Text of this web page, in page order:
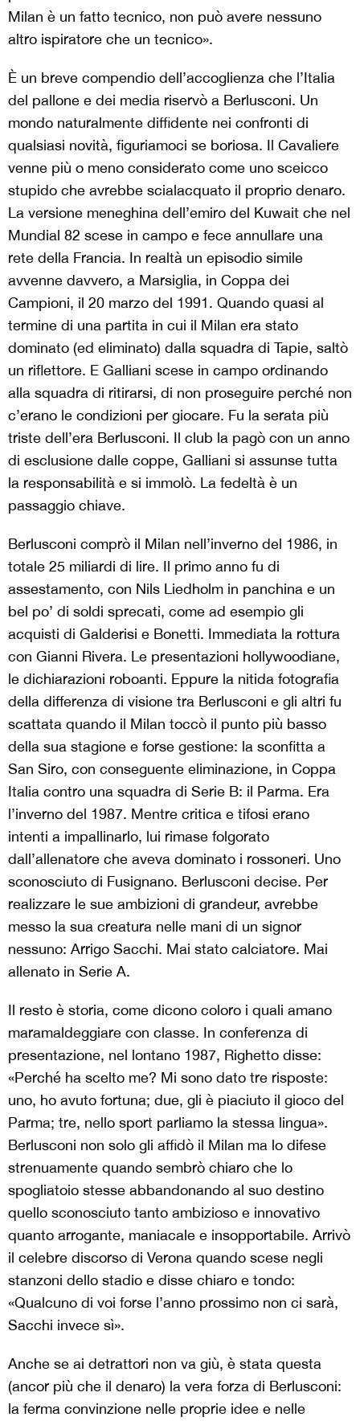
Milan è un fatto tecnico, non può avere nessuno
altro ispiratore che un tecnico».
È un breve compendio dell’accoglienza che l’Italia
del pallone e dei media riservò a Berlusconi. Un
mondo naturalmente diffidente nei confronti di
qualsiasi novità, figuriamoci se boriosa. Il Cavaliere
venne più o meno considerato come uno sceicco
stupido che avrebbe scialacquato il proprio denaro.
La versione meneghina dell’emiro del Kuwait che nel
Mundial 82 scese in campo e fece annullare una
rete della Francia. In realtà un episodio simile
avvenne davvero, a Marsiglia, in Coppa dei
Campioni, il 20 marzo del 1991. Quando quasi al
termine di una partita in cui il Milan era stato
dominato (ed eliminato) dalla squadra di Tapie, saltò
un riflettore. E Galliani scese in campo ordinando
alla squadra di ritirarsi, di non proseguire perché non
c’erano le condizioni per giocare. Fu la serata più
triste dell’era Berlusconi. Il club la pagò con un anno
di esclusione dalle coppe, Galliani si assunse tutta
la responsabilità e si immolò. La fedeltà è un
passaggio chiave.
Berlusconi comprò il Milan nell’inverno del 1986, in
totale 25 miliardi di lire. Il primo anno fu di
assestamento, con Nils Liedholm in panchina e un
bel po’ di soldi sprecati, come ad esempio gli
acquisti di Galderisi e Bonetti. Immediata la rottura
con Gianni Rivera. Le presentazioni hollywoodiane,
le dichiarazioni roboanti. Eppure la nitida fotografia
della differenza di visione tra Berlusconi e gli altri fu
scattata quando il Milan toccò il punto più basso
della sua stagione e forse gestione: la sconfitta a
San Siro, con conseguente eliminazione, in Coppa
Italia contro una squadra di Serie B: il Parma. Era
l’inverno del 1987. Mentre critica e tifosi erano
intenti a impallinarlo, lui rimase folgorato
dall’allenatore che aveva dominato i rossoneri. Uno
sconosciuto di Fusignano. Berlusconi decise. Per
realizzare le sue ambizioni di grandeur, avrebbe
messo la sua creatura nelle mani di un signor
nessuno: Arrigo Sacchi. Mai stato calciatore. Mai
allenato in Serie A.
Il resto è storia, come dicono coloro i quali amano
maramaldeggiare con classe. In conferenza di
presentazione, nel lontano 1987, Righetto disse:
«Perché ha scelto me? Mi sono dato tre risposte:
uno, ho avuto fortuna; due, gli è piaciuto il gioco del
Parma; tre, nello sport parliamo la stessa lingua».
Berlusconi non solo gli affidò il Milan ma lo difese
strenuamente quando sembrò chiaro che lo
spogliatoio stesse abbandonando al suo destino
quello sconosciuto tanto ambizioso e innovativo
quanto arrogante, maniacale e insopportabile. Arrivò
il celebre discorso di Verona quando scese negli
stanzoni dello stadio e disse chiaro e tondo:
«Qualcuno di voi forse l’anno prossimo non ci sarà,
Sacchi invece sì».
Anche se ai detrattori non va giù, è stata questa
(ancor più che il denaro) la vera forza di Berlusconi:
la ferma convinzione nelle proprie idee e nelle